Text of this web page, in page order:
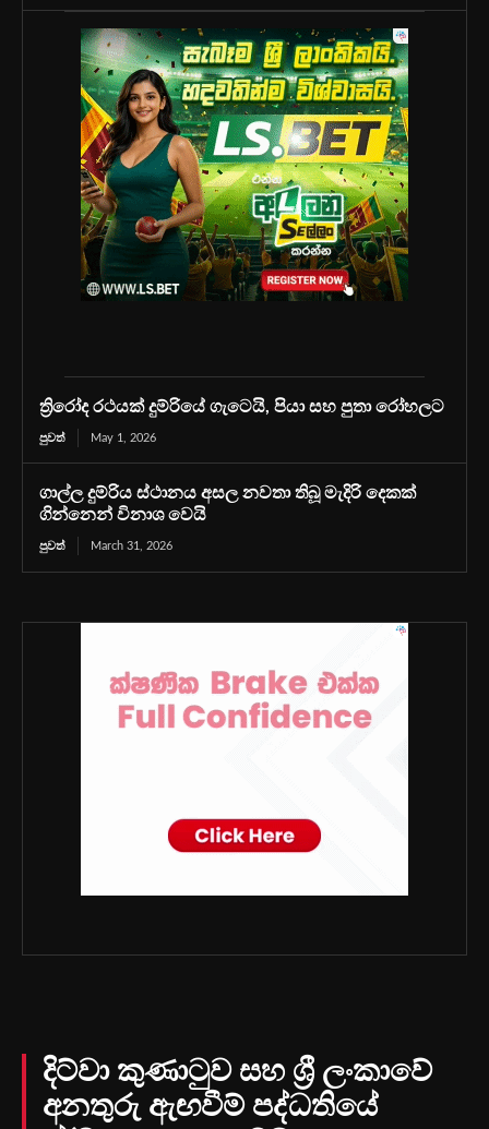
ත්‍රිරෝද රථයක් දුම්රියේ ගැටෙයි, පියා සහ පුතා රෝහලට
පුවත් May 1, 2026
ගාල්ල දුම්රිය ස්ථානය අසල නවතා තිබූ මැදිරි දෙකක්
ගින්නෙන් විනාශ වෙයි
පුවත් March 31, 2026